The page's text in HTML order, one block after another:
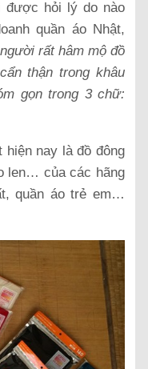
được hỏi lý do nào
quần áo Nhật,
rất hâm mộ đồ
thận trong khâu
gọn trong 3 chữ:
hiện nay là đồ đông
len… của các hãng
quần áo trẻ em…